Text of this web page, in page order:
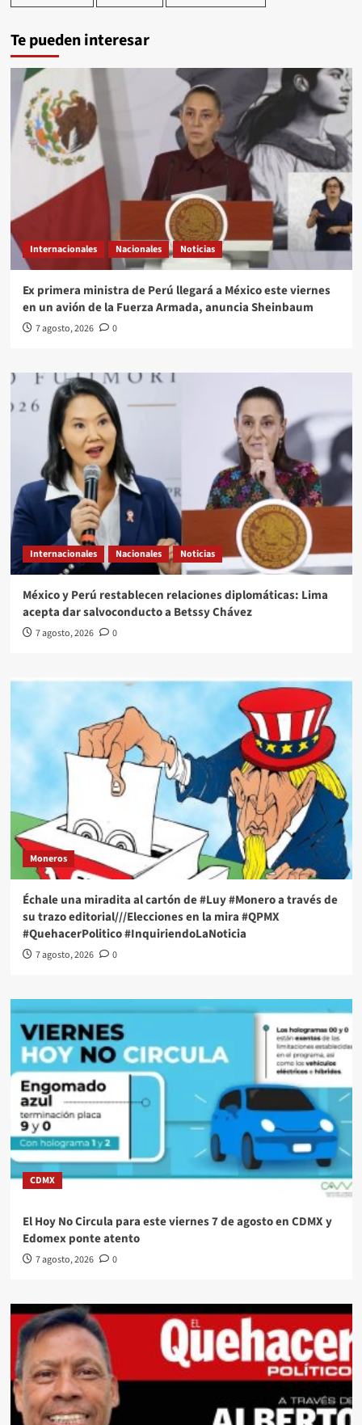
Te pueden interesar
Internacionales Nacionales Noticias
Ex primera ministra de Perú llegará a México este viernes
en un avión de la Fuerza Armada, anuncia Sheinbaum
7 agosto, 2026 0
Internacionales Nacionales Noticias
México y Perú restablecen relaciones diplomáticas: Lima
acepta dar salvoconducto a Betssy Chávez
7 agosto, 2026 0
Moneros
Échale una miradita al cartón de #Luy #Monero a través de
su trazo editorial///Elecciones en la mira #QPMX
#QuehacerPolitico #InquiriendoLaNoticia
7 agosto, 2026 0
CDMX
El Hoy No Circula para este viernes 7 de agosto en CDMX y
Edomex ponte atento
7 agosto, 2026 0